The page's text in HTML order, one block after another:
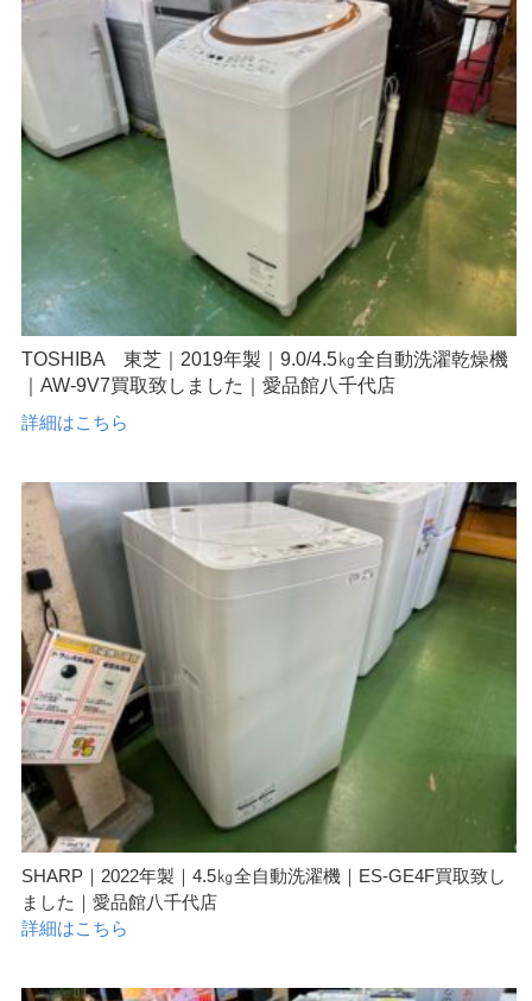
TOSHIBA 東芝｜2019年製｜9.0/4.5㎏全自動洗濯乾燥機
｜AW-9V7買取致しました｜愛品館八千代店
詳細はこちら
SHARP｜2022年製｜4.5㎏全自動洗濯機｜ES-GE4F買取致し
ました｜愛品館八千代店
詳細はこちら